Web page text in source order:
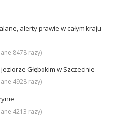
alerty prawie w całym kraju
8478 razy)
Głębokim w Szczecinie
4928 razy)
4213 razy)